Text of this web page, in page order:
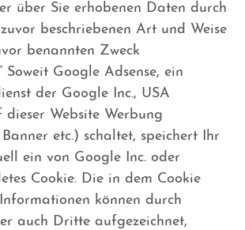
über Sie erhobenen Daten durch
beschriebenen Art und Weise
benannten Zweck
Soweit Google Adsense, ein
der Google Inc., USA
dieser Website Werbung
Banner etc.) schaltet, speichert Ihr
ein von Google Inc. oder
Cookie. Die in dem Cookie
können durch
auch Dritte aufgezeichnet,